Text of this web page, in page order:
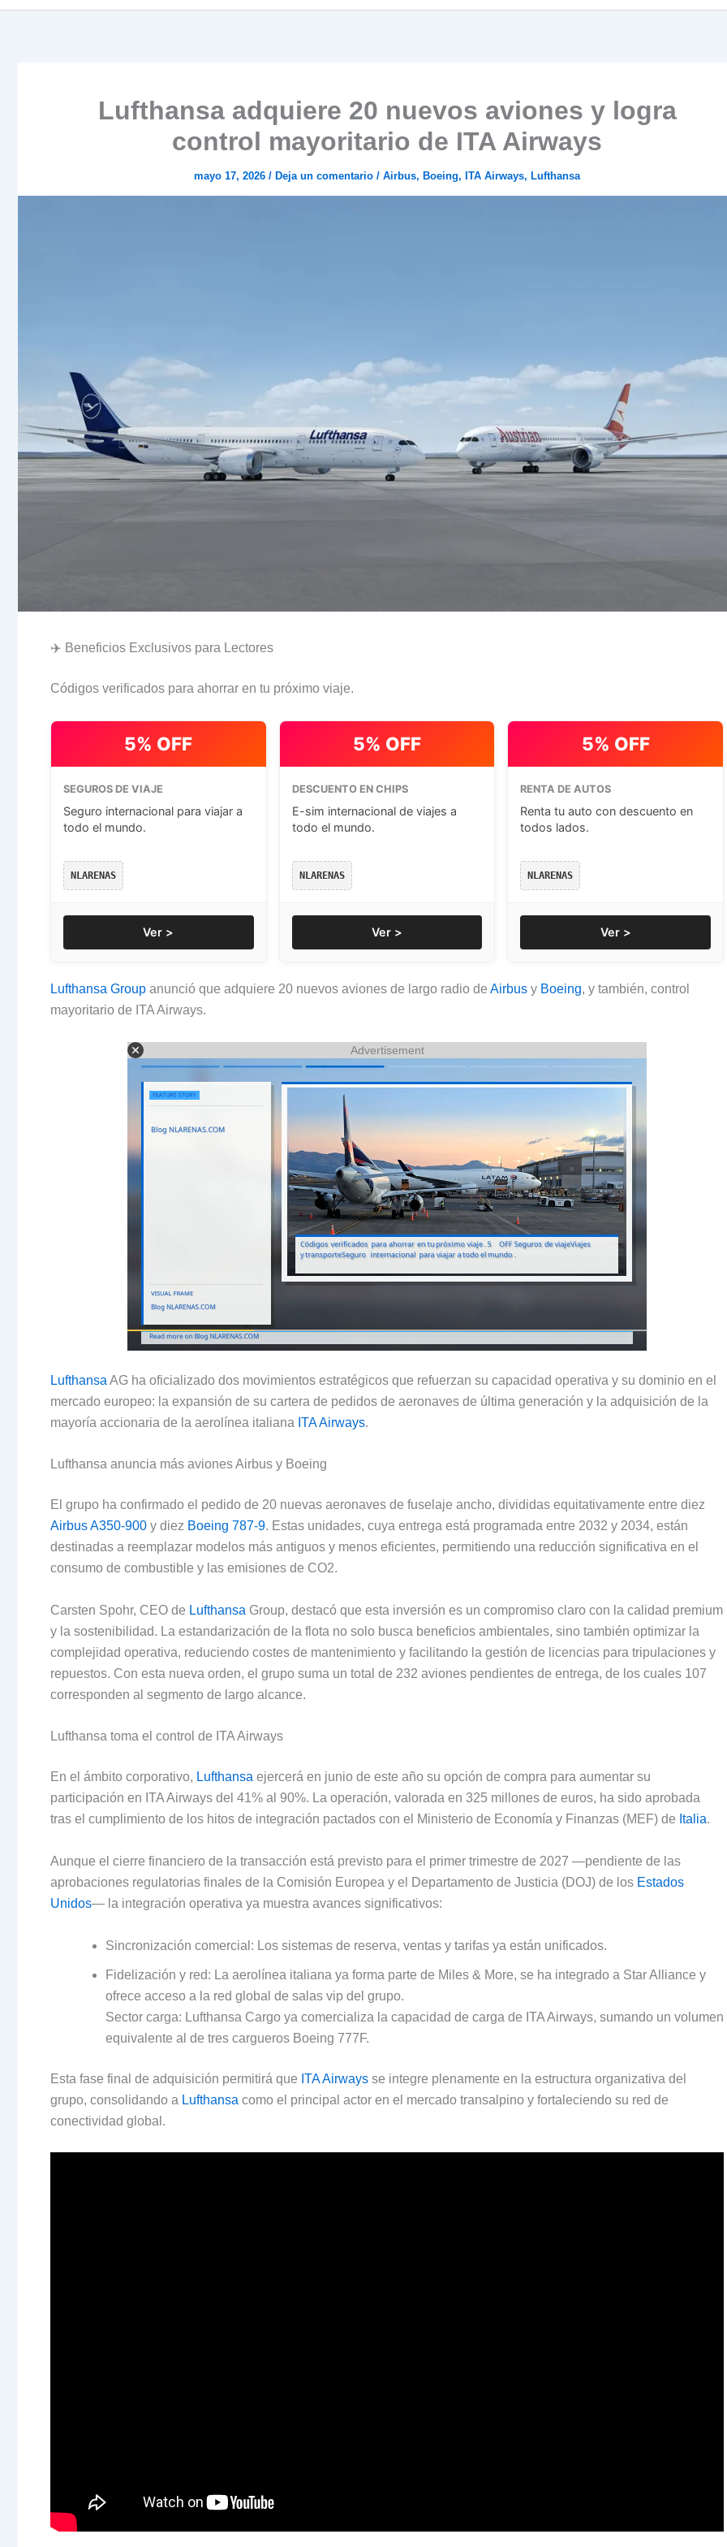
Lufthansa adquiere 20 nuevos aviones y logra
control mayoritario de ITA Airways
mayo 17, 2026 / Deja un comentario / Airbus, Boeing, ITA Airways, Lufthansa
✈️ Beneficios Exclusivos para Lectores
Códigos verificados para ahorrar en tu próximo viaje.
5% OFF
SEGUROS DE VIAJE
Seguro internacional para viajar a
todo el mundo.
NLARENAS
Ver >
5% OFF
DESCUENTO EN CHIPS
E-sim internacional de viajes a
todo el mundo.
NLARENAS
Ver >
5% OFF
RENTA DE AUTOS
Renta tu auto con descuento en
todos lados.
NLARENAS
Ver >
Lufthansa Group anunció que adquiere 20 nuevos aviones de largo radio de Airbus y Boeing, y también, control
mayoritario de ITA Airways.
Advertisement
Lufthansa AG ha oficializado dos movimientos estratégicos que refuerzan su capacidad operativa y su dominio en el
mercado europeo: la expansión de su cartera de pedidos de aeronaves de última generación y la adquisición de la
mayoría accionaria de la aerolínea italiana ITA Airways.
Lufthansa anuncia más aviones Airbus y Boeing
El grupo ha confirmado el pedido de 20 nuevas aeronaves de fuselaje ancho, divididas equitativamente entre diez
Airbus A350-900 y diez Boeing 787-9. Estas unidades, cuya entrega está programada entre 2032 y 2034, están
destinadas a reemplazar modelos más antiguos y menos eficientes, permitiendo una reducción significativa en el
consumo de combustible y las emisiones de CO2.
Carsten Spohr, CEO de Lufthansa Group, destacó que esta inversión es un compromiso claro con la calidad premium
y la sostenibilidad. La estandarización de la flota no solo busca beneficios ambientales, sino también optimizar la
complejidad operativa, reduciendo costes de mantenimiento y facilitando la gestión de licencias para tripulaciones y
repuestos. Con esta nueva orden, el grupo suma un total de 232 aviones pendientes de entrega, de los cuales 107
corresponden al segmento de largo alcance.
Lufthansa toma el control de ITA Airways
En el ámbito corporativo, Lufthansa ejercerá en junio de este año su opción de compra para aumentar su
participación en ITA Airways del 41% al 90%. La operación, valorada en 325 millones de euros, ha sido aprobada
tras el cumplimiento de los hitos de integración pactados con el Ministerio de Economía y Finanzas (MEF) de Italia.
Aunque el cierre financiero de la transacción está previsto para el primer trimestre de 2027 —pendiente de las
aprobaciones regulatorias finales de la Comisión Europea y el Departamento de Justicia (DOJ) de los Estados
Unidos— la integración operativa ya muestra avances significativos:
Sincronización comercial: Los sistemas de reserva, ventas y tarifas ya están unificados.
Fidelización y red: La aerolínea italiana ya forma parte de Miles & More, se ha integrado a Star Alliance y
ofrece acceso a la red global de salas vip del grupo.
Sector carga: Lufthansa Cargo ya comercializa la capacidad de carga de ITA Airways, sumando un volumen
equivalente al de tres cargueros Boeing 777F.
Esta fase final de adquisición permitirá que ITA Airways se integre plenamente en la estructura organizativa del
grupo, consolidando a Lufthansa como el principal actor en el mercado transalpino y fortaleciendo su red de
conectividad global.